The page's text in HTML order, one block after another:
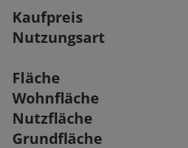
Kaufpreis
Nutzungsart
Fläche
Wohnfläche
Nutzfläche
Grundfläche